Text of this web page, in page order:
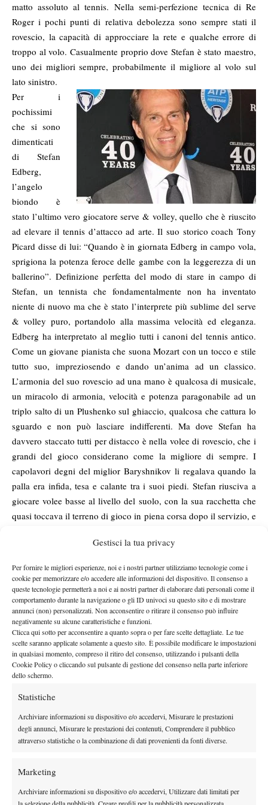
Gestisci la tua privacy
Per fornire le migliori esperienze, noi e i nostri partner utilizziamo tecnologie come i
cookie per memorizzare e/o accedere alle informazioni del dispositivo. Il consenso a
queste tecnologie permetterà a noi e ai nostri partner di elaborare dati personali come il
comportamento durante la navigazione o gli ID univoci su questo sito e di mostrare
annunci (non) personalizzati. Non acconsentire o ritirare il consenso può influire
negativamente su alcune caratteristiche e funzioni.
Clicca qui sotto per acconsentire a quanto sopra o per fare scelte dettagliate. Le tue
scelte saranno applicate solamente a questo sito. È possibile modificare le impostazioni
in qualsiasi momento, compreso il ritiro del consenso, utilizzando i pulsanti della
Cookie Policy o cliccando sul pulsante di gestione del consenso nella parte inferiore
dello schermo.
Statistiche
Archiviare informazioni su dispositivo e/o accedervi, Misurare le prestazioni
degli annunci, Misurare le prestazioni dei contenuti, Comprendere il pubblico
attraverso statistiche o la combinazione di dati provenienti da fonti diverse.
Marketing
Archiviare informazioni su dispositivo e/o accedervi, Utilizzare dati limitati per
matto assoluto al tennis. Nella semi-perfezione tecnica di Re
Roger i pochi punti di relativa debolezza sono sempre stati il
rovescio, la capacità di approcciare la rete e qualche errore di
troppo al volo. Casualmente proprio dove Stefan è stato maestro,
uno dei migliori sempre, probabilmente il migliore al volo sul
lato sinistro.
Per i
pochissimi
che si sono
dimenticati
di Stefan
Edberg,
l’angelo
biondo è
stato l’ultimo vero giocatore serve & volley, quello che è riuscito
ad elevare il tennis d’attacco ad arte. Il suo storico coach Tony
Picard disse di lui: “Quando è in giornata Edberg in campo vola,
sprigiona la potenza feroce delle gambe con la leggerezza di un
ballerino”. Definizione perfetta del modo di stare in campo di
Stefan, un tennista che fondamentalmente non ha inventato
niente di nuovo ma che è stato l’interprete più sublime del serve
& volley puro, portandolo alla massima velocità ed eleganza.
Edberg ha interpretato al meglio tutti i canoni del tennis antico.
Come un giovane pianista che suona Mozart con un tocco e stile
tutto suo, impreziosendo e dando un’anima ad un classico.
L’armonia del suo rovescio ad una mano è qualcosa di musicale,
un miracolo di armonia, velocità e potenza paragonabile ad un
triplo salto di un Plushenko sul ghiaccio, qualcosa che cattura lo
sguardo e non può lasciare indifferenti. Ma dove Stefan ha
davvero staccato tutti per distacco è nella volee di rovescio, che i
grandi del gioco considerano come la migliore di sempre. I
capolavori degni del miglior Baryshnikov li regalava quando la
palla era infida, tesa e calante tra i suoi piedi. Stefan riusciva a
giocare volee basse al livello del suolo, con la sua racchetta che
quasi toccava il terreno di gioco in piena corsa dopo il servizio, e
dell’avversario, magari pure in uno dei due angoli,
Per quanto sia stato sublime il suo tennis d’attacco, nemmeno
Edberg possiede la magia di donare a Roger le proprie qualità.
Anzi, il rapporto tra coach e giocatore è molto complesso. Perché
si scateni un circolo virtuoso è necessario che scatti la giusta
chimica, che il coach riesca ad entrare nel mondo del giocatore e
che questo sia capace di aprirsi a lui, accettare di vedere il
proprio tennis onestamente, riuscendo a mettersi in gioco. E’
indispensabile che il giocatore abbia senso critico, che voglia
provare cose nuove con grande umiltà, rischiando di tentarle in
giocatore già “fatto”, maturo, con punti di forza (e debolezza) già
sedimentati dentro di sé, e che danno vita in campo ad
l’estremo quando ti chiami Roger Federer, sei il più vincente
superato la trentina.